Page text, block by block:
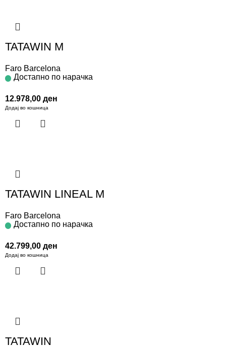
TATAWIN M
Faro Barcelona
Достапно по нарачка
12.978,00 ден
Додај во кошница
TATAWIN LINEAL M
Faro Barcelona
Достапно по нарачка
42.799,00 ден
Додај во кошница
TATAWIN